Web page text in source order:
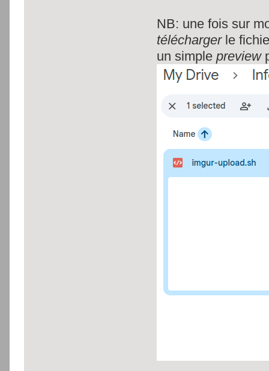
NB: une fois sur
téléchargerle
un simplepreview